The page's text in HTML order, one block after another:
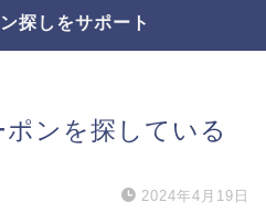
探しをサポート
ンを探している
2024年4月19日